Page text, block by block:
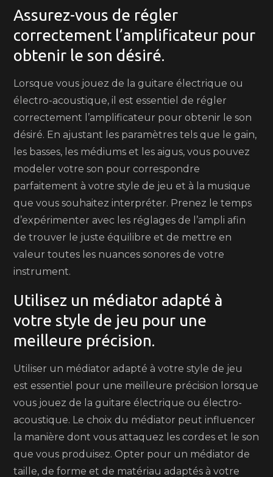
Assurez-vous de régler
correctement l’amplificateur pour
obtenir le son désiré.
Lorsque vous jouez de la guitare électrique ou
électro-acoustique, il est essentiel de régler
correctement l’amplificateur pour obtenir le son
désiré. En ajustant les paramètres tels que le gain,
les basses, les médiums et les aigus, vous pouvez
modeler votre son pour correspondre
parfaitement à votre style de jeu et à la musique
que vous souhaitez interpréter. Prenez le temps
d’expérimenter avec les réglages de l’ampli afin
de trouver le juste équilibre et de mettre en
valeur toutes les nuances sonores de votre
instrument.
Utilisez un médiator adapté à
votre style de jeu pour une
meilleure précision.
Utiliser un médiator adapté à votre style de jeu
est essentiel pour une meilleure précision lorsque
vous jouez de la guitare électrique ou électro-
acoustique. Le choix du médiator peut influencer
la manière dont vous attaquez les cordes et le son
que vous produisez. Opter pour un médiator de
taille, de forme et de matériau adaptés à votre